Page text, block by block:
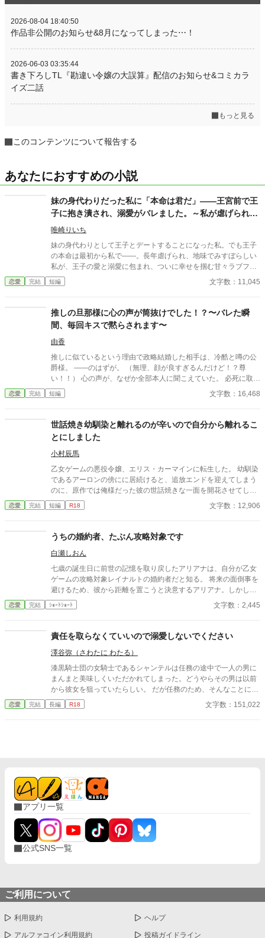
2026-08-04 18:40:50
作品非公開のお知らせ&8月になってしまった⋯！
2026-06-03 03:35:44
書き下ろしTL『勘違い令嬢の大誤算』配信のお知らせ&コミカラ
イズ二話
もっと見る
このコンテンツについて報告する
あなたにおすすめの小説
妹の身代わりだった私に「本命は君だ」――王宮前で王
子に抱き潰され、溺愛がバレました。～私が虐げられる
きっかけになった少年が、私と王子を結び付
唯崎りいち
妹の身代わりとして王子とデートすることになった私。でも王子
の本命は最初から私で――。長年虐げられ、地味でみすぼらしい
私が、王子の愛と溺愛に包まれ、ついに幸せを掴む甘々ラブファ
ンタジー。妹や家族との誤解、影武者の存在も絡み、ハラハラと
胸キュンが止まらない物語。
恋愛 完結 短編 文字数：11,045
推しの旦那様に心の声が筒抜けでした！？〜バレた瞬
間、毎回キスで黙らされます〜
由香
推しに似ているという理由で政略結婚した相手は、冷酷と噂の公
爵様。 ――のはずが。 （無理、顔が良すぎるんだけど！？尊
い！！） 心の声が、なぜか全部本人に聞こえていた。 必死に取り
繕うも時すでに遅し。 暴走する脳内実況を止めるたび、旦那様は
なぜか――キスしてくる。 「黙らせるのにちょうどいい」 いや全
声だだ漏れ令嬢 甘くて騒がしい新婚生活、開幕。
恋愛 完結 短編 文字数：16,468
世話焼き幼馴染と離れるのが辛いので自分から離れるこ
とにしました
小村辰馬
乙女ゲームの悪役令嬢、エリス・カーマインに転生した。 幼馴染
であるアーロンの傍にに居続けると、追放エンドを迎えてしまう
のに、原作では俺様だった彼の世話焼きな一面を開花させてしま
い、居心地の良い彼のそばを離れるのが辛くなってしまう。 なら
ば彼の代わりに男友達を作ろうと画策するがーー
恋愛 完結 短編 R18 文字数：12,906
うちの婚約者、たぶん攻略対象です
白瀬しおん
七歳の誕生日に前世の記憶を取り戻したアリアナは、自分が乙女
ゲームの攻略対象レイナルトの婚約者だと知る。 将来の面倒事を
避けるため、彼から距離を置こうと決意するアリアナ。しかし、
中庭でも図書館でも購買でも、なぜか行く先々でレイナルトと遭
遇してしまう。 避けているはずなのに近づいてくる婚約者。そん
恋愛 完結 ｼｮｰﾄｼｮｰﾄ 文字数：2,445
責任を取らなくていいので溺愛しないでください
澤谷弥（さわたに わたる）
漆黒騎士団の女騎士であるシャンテルは任務の途中で一人の男に
まんまと美味しくいただかれてしまった。どうやらその男は以前
から彼女を狙っていたらしい。 だが任務のため、そんなことには
お構いなしのシャンテル。むしろ邪魔。その男から逃げながら任
務をこなす日々。だが、その男の正体に気づいたとき――。 ※20
恋愛 完結 長編 R18 文字数：151,022
アプリ一覧
公式SNS一覧
ご利用について
利用規約 ヘルプ
アルファコイン利用規約 投稿ガイドライン